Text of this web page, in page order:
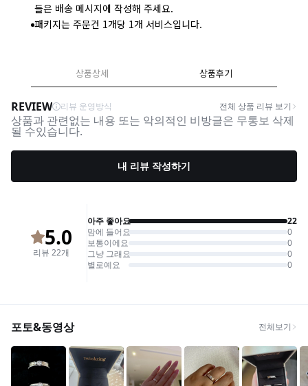
들은 배송 메시지에 작성해 주세요.
패키지는 주문건 1개당 1개 서비스입니다.
상품상세 상품후기